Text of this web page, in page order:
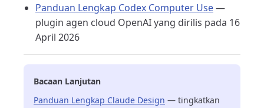
Panduan Lengkap Codex Computer Use—
plugin agen cloud OpenAI yang dirilis pada 16
April 2026
Bacaan Lanjutan
Panduan Lengkap Claude Design — tingkatkan